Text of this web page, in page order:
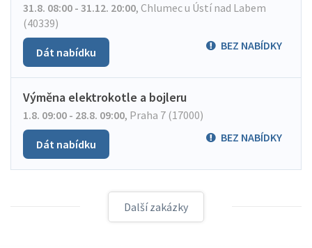
31.8. 08:00 - 31.12. 20:00, Chlumec u Ústí nad Labem
(40339)
BEZ NABÍDKY
Dát nabídku
Výměna elektrokotle a bojleru
1.8. 09:00 - 28.8. 09:00, Praha 7 (17000)
BEZ NABÍDKY
Dát nabídku
Další zakázky